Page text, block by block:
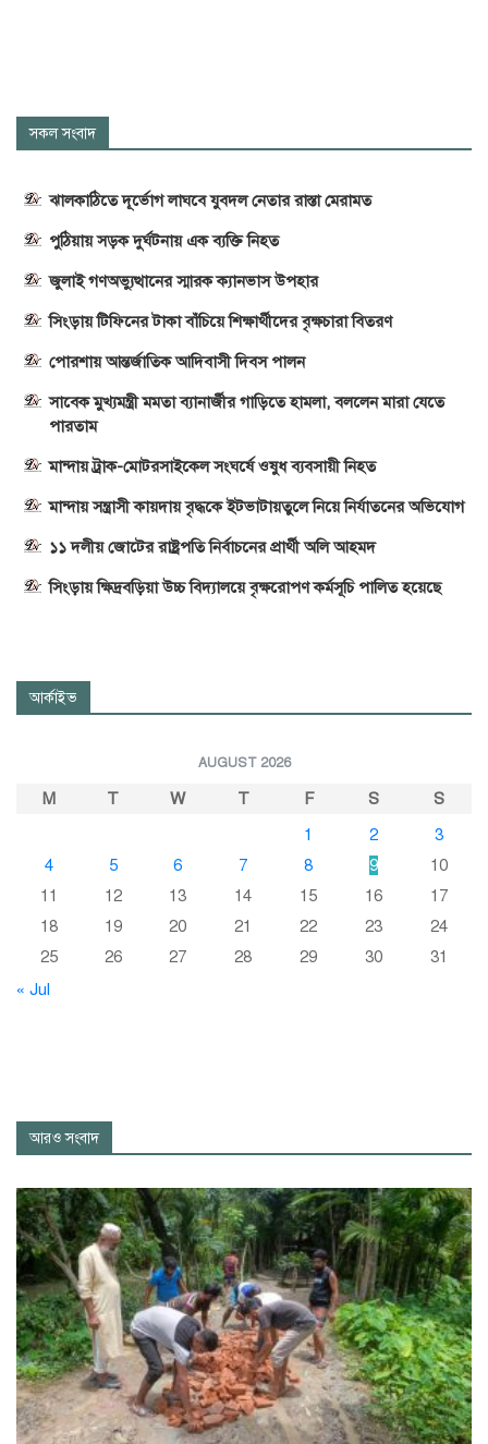
সকল সংবাদ
ঝালকাঠিতে দূর্ভোগ লাঘবে যুবদল নেতার রাস্তা মেরামত
পুঠিয়ায় সড়ক দুর্ঘটনায় এক ব্যক্তি নিহত
জুলাই গণঅভ্যুত্থানের স্মারক ক্যানভাস উপহার
সিংড়ায় টিফিনের টাকা বাঁচিয়ে শিক্ষার্থীদের বৃক্ষচারা বিতরণ
পোরশায় আন্তর্জাতিক আদিবাসী দিবস পালন
সাবেক মুখ্যমন্ত্রী মমতা ব্যানার্জীর গাড়িতে হামলা, বললেন মারা যেতে
পারতাম
মান্দায় ট্রাক-মোটরসাইকেল সংঘর্ষে ওষুধ ব্যবসায়ী নিহত
মান্দায় সন্ত্রাসী কায়দায় বৃদ্ধকে ইটভাটায়তুলে নিয়ে নির্যাতনের অভিযোগ
১১ দলীয় জোটের রাষ্ট্রপতি নির্বাচনের প্রার্থী অলি আহমদ
সিংড়ায় ক্ষিদ্রবড়িয়া উচ্চ বিদ্যালয়ে বৃক্ষরোপণ কর্মসূচি পালিত হয়েছে
আর্কাইভ
AUGUST 2026
M T W T F S
S
1
2
3
4
5 6 7 8 9
10
11
12 13 14 15 16
17
18
19 20 21 22 23
24
25
26 27 28 29 30
31
« Jul
আরও সংবাদ